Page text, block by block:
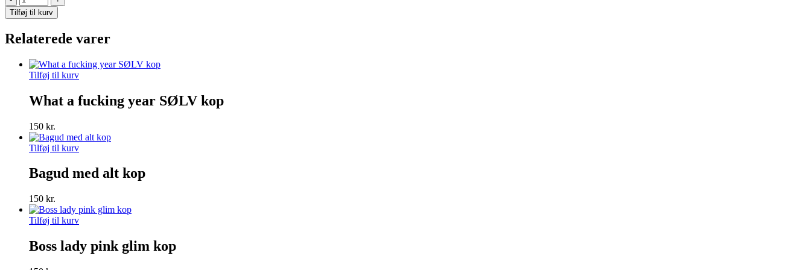
are
awesome
termoflaske
Tilføj til kurv
Relaterede varer
Tilføj til kurv
What a fucking year SØLV kop
150 kr.
Tilføj til kurv
Bagud med alt kop
150 kr.
Tilføj til kurv
Boss lady pink glim kop